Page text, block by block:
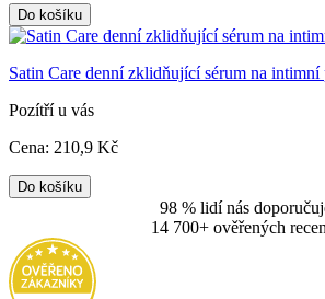
Do košíku
Satin Care denní zklidňující sérum na intimní
Pozítří u vás
Cena: 210,9 Kč
Do košíku
98 % lidí nás
14 700+ ověřených